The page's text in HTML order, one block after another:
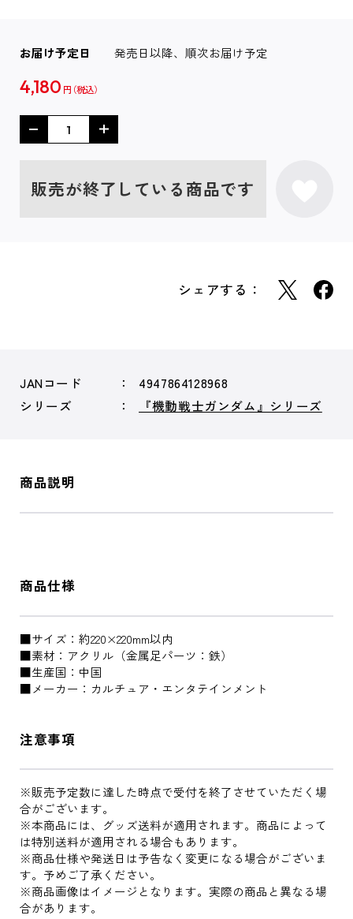
お届け予定日 発売日以降、順次お届け予定
4,180 円
販売が終了している商品です
シェアする：
JANコード
4947864128968
シリーズ
『機動戦士ガンダム』シリーズ
商品説明
商品仕様
■サイズ：約220×220mm以内
■素材：アクリル（金属足パーツ：鉄）
■生産国：中国
■メーカー：カルチュア・エンタテインメント
注意事項
※販売予定数に達した時点で受付を終了させていただく場
合がございます。
※本商品には、グッズ送料が適用されます。商品によって
は特別送料が適用される場合もあります。
※商品仕様や発送日は予告なく変更になる場合がございま
す。予めご了承ください。
※商品画像はイメージとなります。実際の商品と異なる場
合があります。